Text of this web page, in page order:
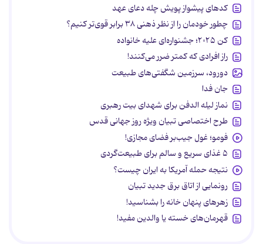
کدهای پیشواز پویش چله دعای عهد
چطور خودمان را از نظر ذهنی ۳۸ برابر قوی‌تر کنیم؟
کن ۲۰۲۵؛ جشنواره‌ای علیه خانواده
راز افرادی که کمتر ضرر می‌کنند!
دورود، سرزمین شگفتی‌های طبیعت
جان فدا
نماز لیله الدفن برای شهدای بیت رهبری
طرح اختصاصی تبیان ویژه روز جهانی قدس
فومو؛ غول جیب‌بر فضای مجازی!
۵ غذای سریع و سالم برای طبیعت‌گردی
نتیجه حمله آمریکا به ایران چیست؟
رونمایی از اتاق برق جدید تبیان
زهرهای پنهان خانه را بشناسید!
قهرمان‌های خسته یا والدین مفید!